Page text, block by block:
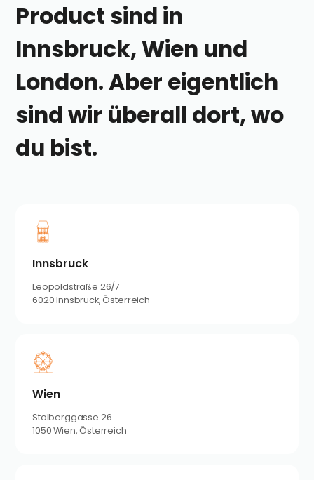
Product sind in
Innsbruck, Wien und
London. Aber eigentlich
sind wir überall dort, wo
du bist.
Innsbruck
Leopoldstraße 26/7
6020 Innsbruck, Österreich
Wien
Stolberggasse 26
1050 Wien, Österreich